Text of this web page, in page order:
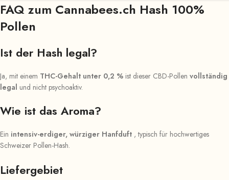
FAQ zum Cannabees.ch Hash 100%
Pollen
Ist der Hash legal?
Ja, mit einem THC-Gehalt unter 0,2 % ist dieser CBD-Pollen vollständig
legal und nicht psychoaktiv.
Wie ist das Aroma?
Ein intensiv-erdiger, würziger Hanfduft , typisch für hochwertiges
Schweizer Pollen-Hash.
Liefergebiet